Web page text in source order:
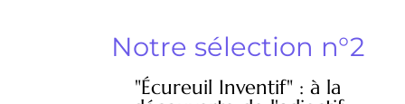
Notre sélection n°2
"Écureuil Inventif" : à la